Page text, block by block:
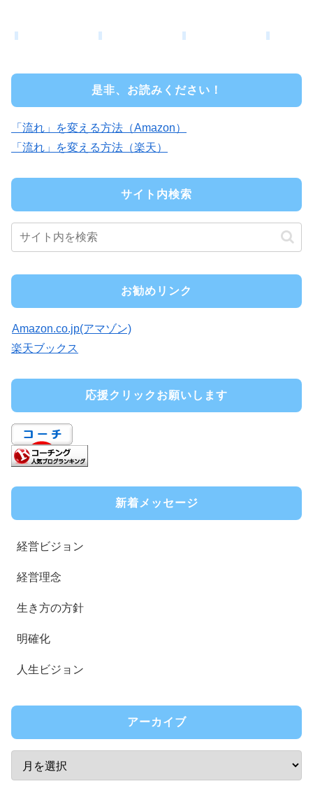
是非、お読みください！
「流れ」を変える方法（Amazon）
「流れ」を変える方法（楽天）
サイト内検索
お勧めリンク
Amazon.co.jp(アマゾン)
楽天ブックス
応援クリックお願いします
新着メッセージ
経営ビジョン
経営理念
生き方の方針
明確化
人生ビジョン
アーカイブ